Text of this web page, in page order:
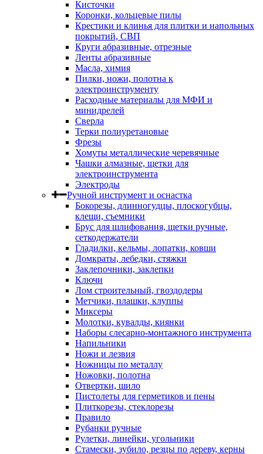
Кисточки
Коронки, кольцевые пилы
Крестики и клинья для плитки и напольных
покрытий, СВП
Круги абразивные, отрезные
Ленты абразивные
Масла, химия
Пилки, ножи, полотна к
электроинструменту
Расходные материалы для МФИ и
минидрелей
Сверла
Терки полиуретановые
Фрезы
Хомуты металлические черевячные
Чашки алмазные, щетки для
электроинструмента
Электроды
Ручной инструмент и оснастка
Бокорезы, длинногудцы, плоскогубцы,
клещи, съемники
Брус для шлифования, щетки ручные,
сеткодержатели
Гладилки, кельмы, лопатки, ковши
Домкраты, лебедки, стяжки
Заклепочники, заклепки
Ключи
Лом строительный, гвоздодеры
Метчики, плашки, клуппы
Миксеры
Молотки, кувалды, киянки
Наборы слесарно-монтажного инструмента
Напильники
Ножи и лезвия
Ножницы по металлу
Ножовки, полотна
Отвертки, шило
Пистолеты для герметиков и пены
Плиткорезы, стеклорезы
Правило
Рубанки ручные
Рулетки, линейки, угольники
Стамески, зубило, резцы по дереву, керны